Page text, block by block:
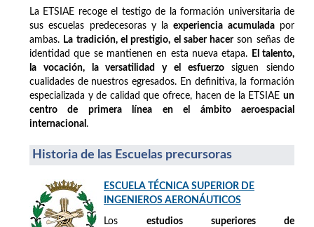
La ETSIAE recoge el testigo de la formación universitaria de
sus escuelas predecesoras y laexperiencia acumuladapor
ambas. La tradición, el prestigio, el saber hacerson señas de
identidad que se mantienen en esta nueva etapa.
El talento,
la vocación, la versatilidad y el esfuerzosiguen siendo
cualidades de nuestros egresados. En definitiva, la formación
especializada y de calidad que ofrece, hacen de la ETSIAE un
centro de primera línea en el ámbito aeroespacial
internacional .
Historia de las Escuelas precursoras
ESCUELA TÉCNICA SUPERIOR DE
INGENIEROS AERONÁUTICOS
Los estudios superiores de